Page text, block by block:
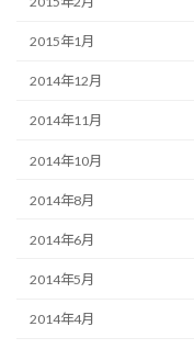
2015年1月
2014年12月
2014年11月
2014年10月
2014年8月
2014年6月
2014年5月
2014年4月